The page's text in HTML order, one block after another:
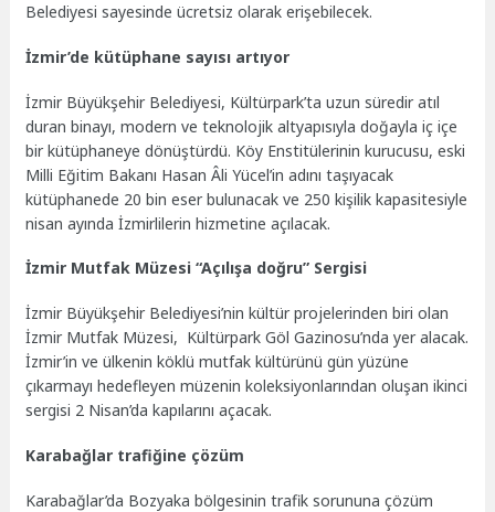
Belediyesi sayesinde ücretsiz olarak erişebilecek.
İzmir’de kütüphane sayısı artıyor
İzmir Büyükşehir Belediyesi, Kültürpark’ta uzun süredir atıl
duran binayı, modern ve teknolojik altyapısıyla doğayla iç içe
bir kütüphaneye dönüştürdü. Köy Enstitülerinin kurucusu, eski
Milli Eğitim Bakanı Hasan Âli Yücel’in adını taşıyacak
kütüphanede 20 bin eser bulunacak ve 250 kişilik kapasitesiyle
nisan ayında İzmirlilerin hizmetine açılacak.
İzmir Mutfak Müzesi “Açılışa doğru” Sergisi
İzmir Büyükşehir Belediyesi’nin kültür projelerinden biri olan
İzmir Mutfak Müzesi, Kültürpark Göl Gazinosu’nda yer alacak.
İzmir’in ve ülkenin köklü mutfak kültürünü gün yüzüne
çıkarmayı hedefleyen müzenin koleksiyonlarından oluşan ikinci
sergisi 2 Nisan’da kapılarını açacak.
Karabağlar trafiğine çözüm
Karabağlar’da Bozyaka bölgesinin trafik sorununa çözüm